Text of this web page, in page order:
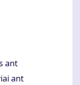
ant
ant